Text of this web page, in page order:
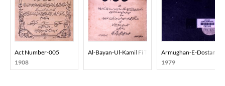
Act Number-005
1908
Al-Bayan-Ul-Kamil Fi Tahqeeq-Il-Diq Wal-Sil
Armughan-E-Dostan
1979